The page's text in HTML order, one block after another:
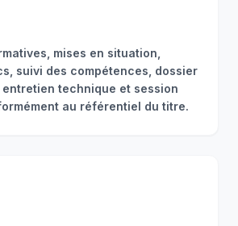
mises en situation,
suivi des compétences, dossier
technique et session
au référentiel du titre.